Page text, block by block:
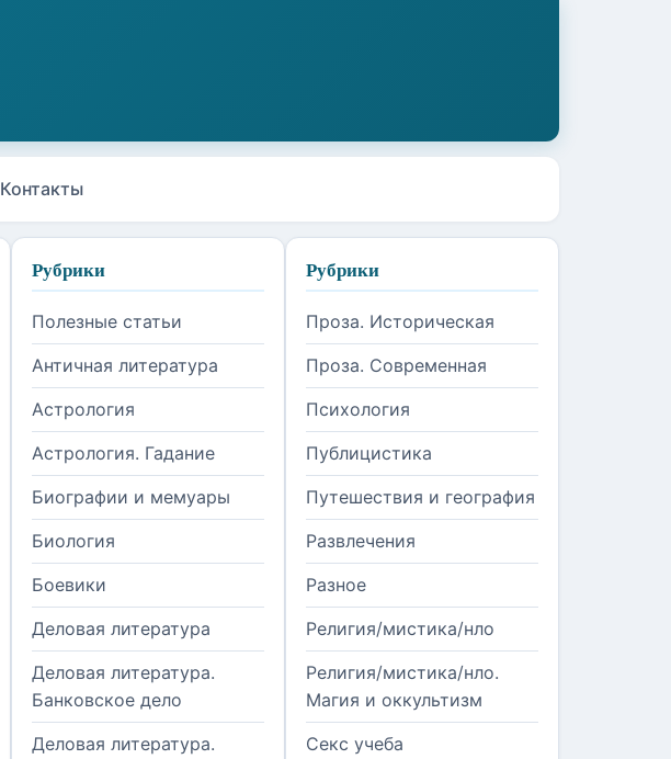
Контакты
Рубрики
Полезные статьи
Античная литература
Астрология
Астрология. Гадание
Биографии и мемуары
Биология
Боевики
Деловая литература
Деловая литература.
Банковское дело
Деловая литература.
Рубрики
Проза. Историческая
Проза. Современная
Психология
Публицистика
Путешествия и география
Развлечения
Разное
Религия/мистика/нло
Религия/мистика/нло.
Магия и оккультизм
Секс учеба